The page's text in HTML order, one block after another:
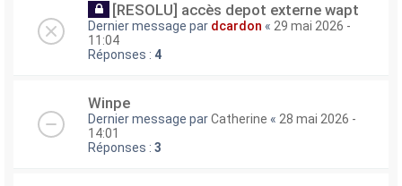
[RESOLU] accès depot externe wapt
Dernier message par dcardon « 29 mai 2026 -
11:04
Réponses : 4
Winpe
Dernier message parCatherine « 28 mai 2026 -
14:01
Réponses : 3